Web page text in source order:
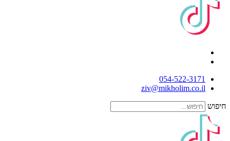
054-522-3171⁩
ziv@mikholim.co.il